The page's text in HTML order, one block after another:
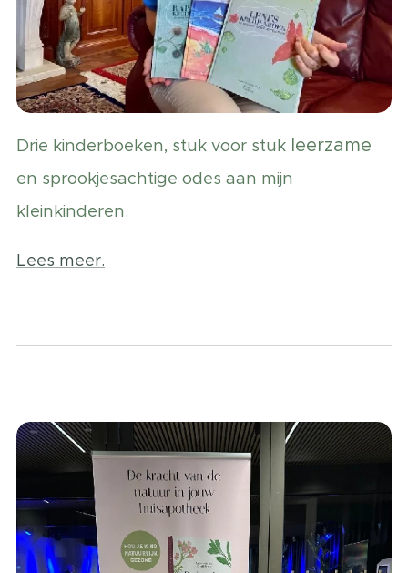
Drie kinderboeken, stuk voor stuk leerzame
en sprookjesachtige odes aan mijn
kleinkinderen.
Lees meer.